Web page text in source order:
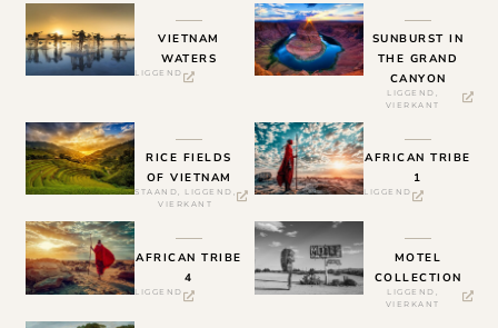
VIETNAM
WATERS
LIGGEND
SUNBURST IN
THE GRAND
CANYON
LIGGEND ,
VIERKANT
RICE FIELDS
OF VIETNAM
STAAND, LIGGEND ,
VIERKANT
AFRICAN TRIBE
1
LIGGEND
AFRICAN TRIBE
4
LIGGEND
MOTEL
COLLECTION
LIGGEND
VIERKANT